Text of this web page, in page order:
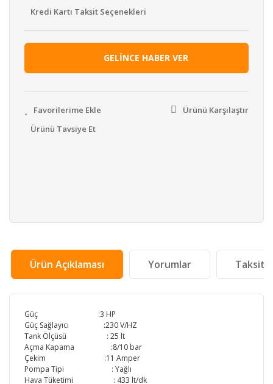
Kredi Kartı Taksit Seçenekleri
GELİNCE HABER VER
Ürünü Karşılaştır
Ürünü Tavsiye Et
Ürün Açıklaması Yorumlar Taksit
Güç :3 HP
Güç Sağlayıcı :230 V/HZ
Tank Ölçüsü : 25 lt
Açma Kapama :8/10 bar
Çekim :11 Amper
Pompa Tipi : Yağlı
Hava Tüketimi : 433 lt/dk